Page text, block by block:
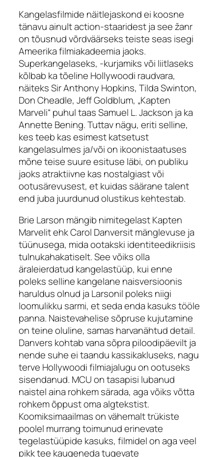
Kangelasfilmide näitlejaskond ei koosne
tänavu ainultaction-staaridest ja see žanr
on tõusnud võrdväärseks teiste seas isegi
Ameerika filmiakadeemia jaoks.
Superkangelaseks, -kurjamiks või liitlaseks
kõlbab ka tõeline Hollywoodi raudvara,
näiteksSirAnthony Hopkins, Tilda Swinton,
Don Cheadle, Jeff Goldblum, „Kapten
Marveli“ puhul taas Samuel L. Jackson ja ka
Annette Bening. Tuttav nägu, eriti selline,
kes teeb kas esimest katsetust
kangelasulmes ja/või on ikoonistaatuses
mõne teise suure esituse läbi, on publiku
jaoks atraktiivne kas nostalgiast või
ootusärevusest, et kuidas säärane talent
end juba juurdunud olustikus kehtestab.
Brie Larson mängib nimitegelast Kapten
Marvelit ehk Carol Danversit mänglevuse ja
tüünusega, mida ootakski identiteedikriisis
tulnukahakatiselt. See võiks olla
äraleierdatud kangelastüüp, kui enne
poleks selline kangelane naisversioonis
haruldus olnud ja Larsonil poleks niigi
loomulikku sarmi, et seda enda kasuks tööle
panna. Naistevahelise sõpruse kujutamine
on teine oluline, samas harvanähtud detail.
Danvers kohtab vana sõpra piloodipäevilt ja
nende suhe ei taandu kassikakluseks, nagu
terve Hollywoodi filmiajalugu on ootuseks
sisendanud. MCU on tasapisi lubanud
naistel aina rohkem särada, aga võiks võtta
rohkem õppust oma algtekstist.
Koomiksimaailmas on vähemalt trükiste
poolel murrang toimunud erinevate
tegelastüüpide kasuks, filmidel on aga veel
pikk tee kaugeneda tugevate